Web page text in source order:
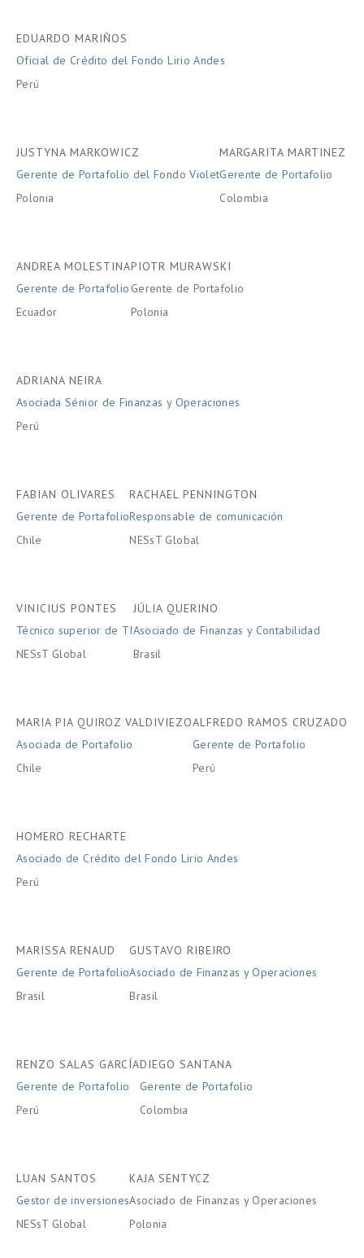
EDUARDO MARIÑOS
Oficial de Crédito del Fondo Lirio Andes
Perú
JUSTYNA MARKOWICZ
Gerente de Portafolio del Fondo Violet
Polonia
MARGARITA MARTINEZ
Gerente de Portafolio
Colombia
ANDREA MOLESTINA
Gerente de Portafolio
Ecuador
PIOTR MURAWSKI
Gerente de Portafolio
Polonia
ADRIANA NEIRA
Asociada Sénior de Finanzas y Operaciones
Perú
FABIAN OLIVARES
Gerente de Portafolio
Chile
RACHAEL PENNINGTON
Responsable de comunicación
NESsT Global
VINICIUS PONTES
Técnico superior de TI
NESsT Global
JÚLIA QUERINO
Asociado de Finanzas y Contabilidad
Brasil
MARIA PIA QUIROZ VALDIVIEZO
Asociada de Portafolio
Chile
ALFREDO RAMOS CRUZADO
Gerente de Portafolio
Perú
HOMERO RECHARTE
Asociado de Crédito del Fondo Lirio Andes
Perú
MARISSA RENAUD
Gerente de Portafolio
Brasil
GUSTAVO RIBEIRO
Asociado de Finanzas y Operaciones
Brasil
RENZO SALAS GARCÍA
Gerente de Portafolio
Perú
DIEGO SANTANA
Gerente de Portafolio
Colombia
LUAN SANTOS
Gestor de inversiones
NESsT Global
KAJA SENTYCZ
Asociado de Finanzas y Operaciones
Polonia